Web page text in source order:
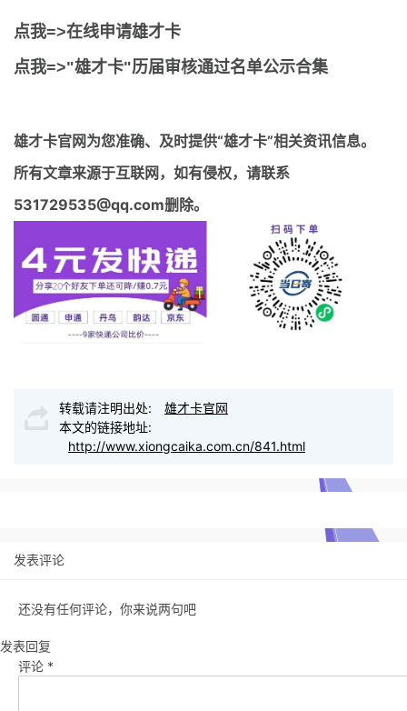
点我=>在线申请雄才卡
点我=>"雄才卡"历届审核通过名单公示合集
雄才卡官网为您准确、及时提供“雄才卡”相关资讯信息。
所有文章来源于互联网，如有侵权，请联系
531729535@qq.com删除。
转载请注明出处:
雄才卡官网
本文的链接地址:
http://www.xiongcaika.com.cn/841.html
发表评论
还没有任何评论，你来说两句吧
发表回复
评论 *